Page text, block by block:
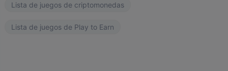
Lista de juegos de criptomonedas
Lista de juegos de Play to Earn